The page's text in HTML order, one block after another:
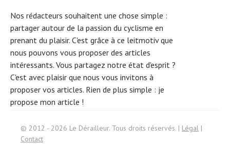
Nos rédacteurs souhaitent une chose simple :
partager autour de la passion du cyclisme en
prenant du plaisir. C'est grâce à ce leitmotiv que
nous pouvons vous proposer des articles
intéressants. Vous partagez notre état d'esprit ?
C'est avec plaisir que nous vous invitons à
proposer vos articles. Rien de plus simple : je
propose mon article !
© 2012 - 2026 Le Dérailleur. Tous droits réservés. | Légal |
Contact
Search
for: